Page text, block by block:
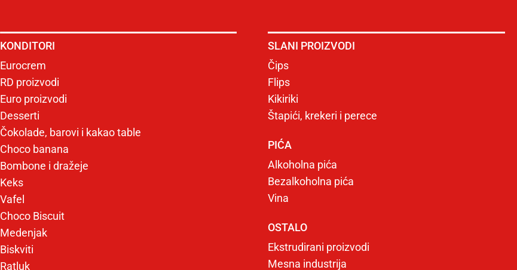
KONDITORI
Eurocrem
RD proizvodi
Euro proizvodi
Desserti
Čokolade, barovi i kakao table
Choco banana
Bombone i dražeje
Keks
Vafel
Choco Biscuit
Medenjak
Biskviti
SLANI PROIZVODI
Čips
Flips
Kikiriki
Štapići, krekeri i perece
PIĆA
Alkoholna pića
Bezalkoholna pića
Vina
OSTALO
Ekstrudirani proizvodi
Mesna industrija